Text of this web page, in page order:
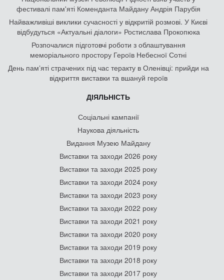
фестивалі пам'яті Коменданта Майдану Андрія Парубія
Найважливіші виклики сучасності у відкритій розмові. У Києві
відбудуться «Актуальні діалоги» Ростислава Прокопюка
Розпочалися підготовчі роботи з облаштування
меморіального простору Героїв Небесної Сотні
День памʼяті страчених під час теракту в Оленівці: прийди на
відкриття виставки та вшануй героїв
ДІЯЛЬНІСТЬ
Соціальні кампанії
Наукова діяльність
Видання Музею Майдану
Виставки та заходи 2026 року
Виставки та заходи 2025 року
Виставки та заходи 2024 року
Виставки та заходи 2023 року
Виставки та заходи 2022 року
Виставки та заходи 2021 року
Виставки та заходи 2020 року
Виставки та заходи 2019 року
Виставки та заходи 2018 року
Виставки та заходи 2017 року